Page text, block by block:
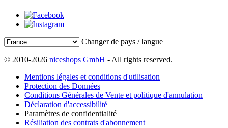
Changer de pays / langue
© 2010-2026 niceshops GmbH - All rights reserved.
Mentions légales et conditions d'utilisation
Protection des Données
Conditions Générales de Vente et politique d'annulation
Déclaration d'accessibilité
Paramètres de confidentialité
Résiliation des contrats d'abonnement